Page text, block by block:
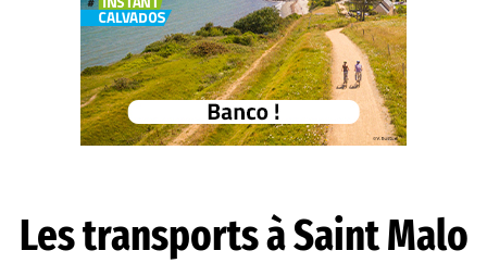
Les transports à Saint Malo